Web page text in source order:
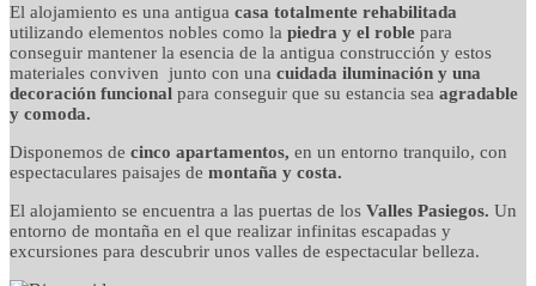
El alojamiento es una antigua casa totalmente rehabilitada
utilizando elementos nobles como la piedra y el roble para
conseguir mantener la esencia de la antigua construcción y estos
materiales conviven junto con una cuidada iluminación y una
decoración funcional para conseguir que su estancia sea agradable
y comoda.
Disponemos de cinco apartamentos, en un entorno tranquilo, con
espectaculares paisajes de montaña y costa.
El alojamiento se encuentra a las puertas de los Valles Pasiegos. Un
entorno de montaña en el que realizar infinitas escapadas y
excursiones para descubrir unos valles de espectacular belleza.